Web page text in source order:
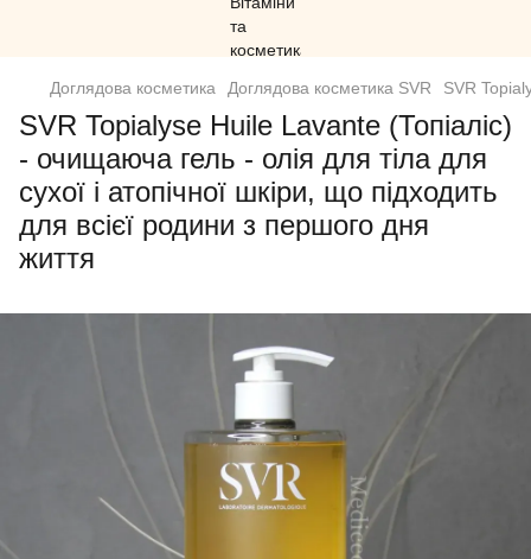
Доглядова косметика Доглядова косметика SVR SVR
SVR Topialyse Huile Lavante (Топіаліс)
- очищаюча гель - олія для тіла для
сухої і атопічної шкіри, що підходить
для всієї родини з першого дня
життя